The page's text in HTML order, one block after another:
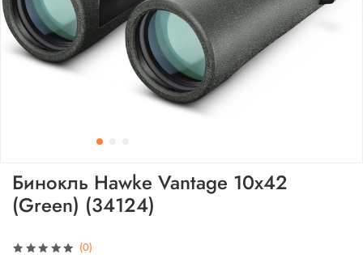
(0)
Бинокль Hawke Vantage 10x42
(Green) (34124)